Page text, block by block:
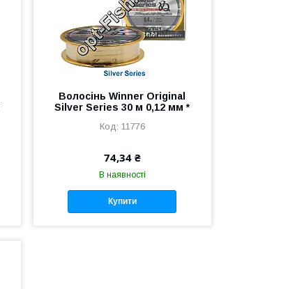
Волосінь Winner Original
Silver Series 30 м 0,12 мм *
11776
74,34 ₴
В наявності
Купити